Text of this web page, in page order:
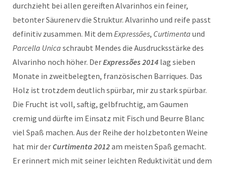
durchzieht bei allen gereiften Alvarinhos ein feiner,
betonter Säurenerv die Struktur. Alvarinho und reife passt
definitiv zusammen. Mit dem Expressões, Curtimenta und
Parcella Unica schraubt Mendes die Ausdrucksstärke des
Alvarinho noch höher. DerExpressões 2014 lag sieben
Monate in zweitbelegten, französischen Barriques. Das
Holz ist trotzdem deutlich spürbar, mir zu stark spürbar.
Die Frucht ist voll, saftig, gelbfruchtig, am Gaumen
cremig und dürfte im Einsatz mit Fisch und Beurre Blanc
viel Spaß machen. Aus der Reihe der holzbetonten Weine
hat mir der Curtimenta 2012am meisten Spaß gemacht.
Er erinnert mich mit seiner leichten Reduktivität und dem